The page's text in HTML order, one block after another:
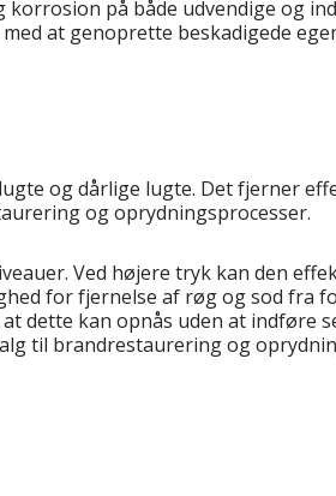
på både udvendige og
at genoprette beskadigede
og dårlige lugte. Det fjerner
og oprydningsprocesser.
Ved højere tryk kan den
for fjernelse af røg og sod fra
dette kan opnås uden at indføre
til brandrestaurering og